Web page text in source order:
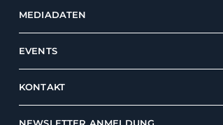
MEDIADATEN
EVENTS
KONTAKT